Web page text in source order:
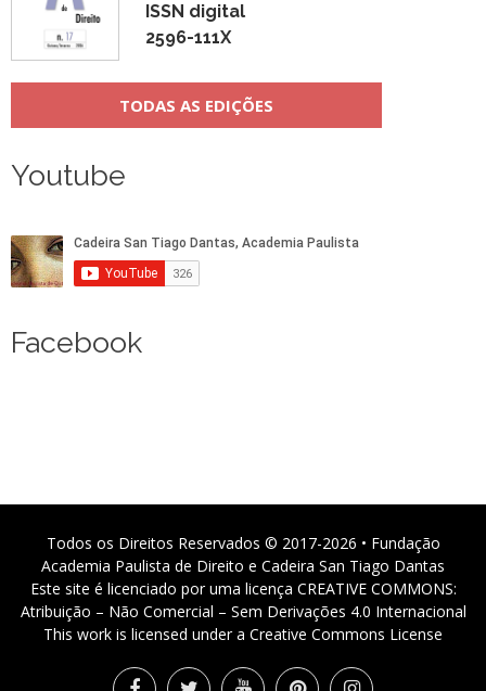
ISSN digital
2596-111X
TODAS AS EDIÇÕES
Youtube
Facebook
Todos os Direitos Reservados © 2017-2026 • Fundação
Academia Paulista de Direito e Cadeira San Tiago Dantas
Este site é licenciado por uma licença CREATIVE COMMONS:
Atribuição – Não Comercial – Sem Derivações 4.0 Internacional
This work is licensed under a Creative Commons License